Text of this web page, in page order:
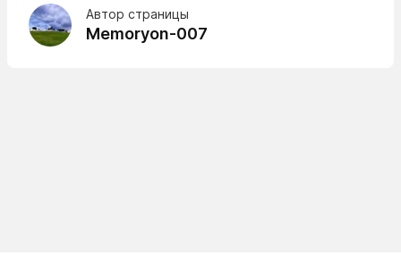
Автор страницы
Memoryon-007